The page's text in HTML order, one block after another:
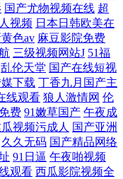
国产尤物视频在线 超
视频 日本日韩欧美在
色av 麻豆影院免费
三级视频网站J 51福
乱伦天堂 国产在线短视
下载 丁香九月国产主
线观看 狼人激情网 伦
费 91嫩草国产 午夜成
视频污成人 国产亚洲
久久无码 国产精品网络
91日逼 午夜啪视频
观看 西瓜影院视频全